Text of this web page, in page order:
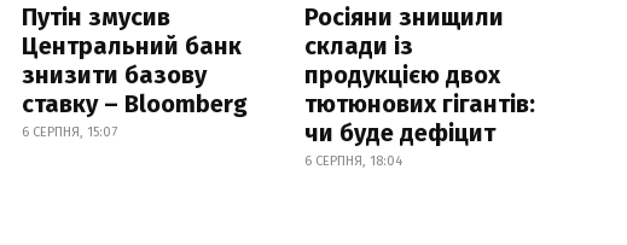
Путін змусив
Центральний банк
знизити базову
ставку – Bloomberg
6 СЕРПНЯ, 15:07
Росіяни знищили
склади із
продукцією двох
тютюнових гігантів:
чи буде дефіцит
6 СЕРПНЯ, 18:04